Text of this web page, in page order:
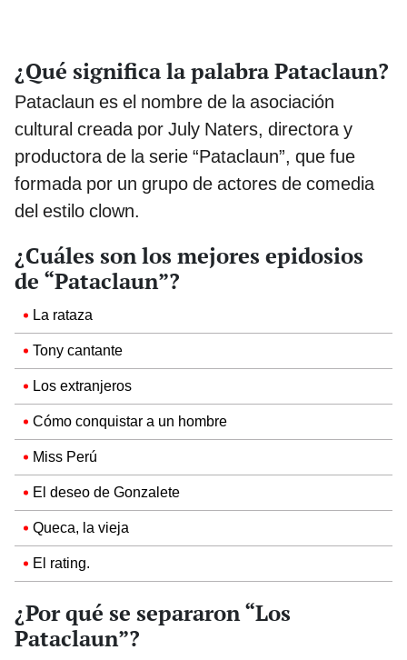
¿Qué significa la palabra Pataclaun?
Pataclaun es el nombre de la asociación
cultural creada por July Naters, directora y
productora de la serie “Pataclaun”, que fue
formada por un grupo de actores de comedia
del estilo clown.
¿Cuáles son los mejores epidosios
de “Pataclaun”?
La rataza
Tony cantante
Los extranjeros
Cómo conquistar a un hombre
Miss Perú
El deseo de Gonzalete
Queca, la vieja
El rating.
¿Por qué se separaron “Los
Pataclaun”?